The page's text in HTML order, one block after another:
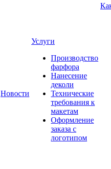
Новости
Услуги
Производство
фарфора
Нанесение
деколи
Технические
требования к
макетам
Оформление
заказа с
логотипом